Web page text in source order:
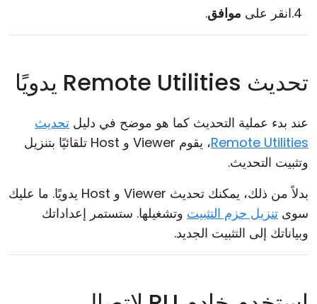
انقر على موافق.
تحديث Remote Utilities يدويًا
عند بدء عملية التحديث كما هو موضح في دليل تحديث
Remote Utilities
، يقوم Viewer و Host تلقائيًا بتنزيل
وتثبيت التحديث.
بدلاً من ذلك، يمكنك تحديث Viewer و Host يدويًا. ما عليك
سوى تنزيل حزم التثبيت وتشغيلها. ستستمر إعداداتك
وبياناتك إلى التثبيت الجديد.